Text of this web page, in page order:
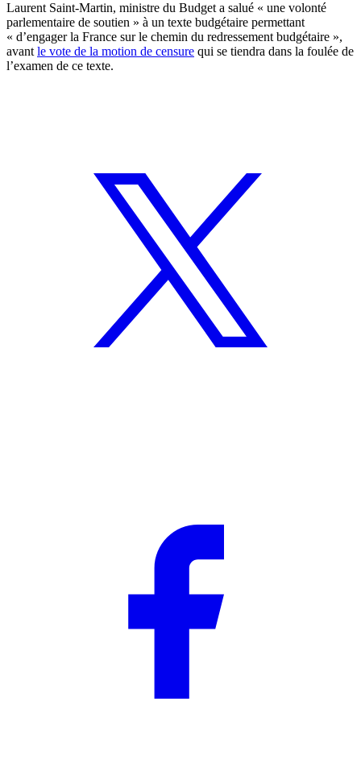
Laurent Saint-Martin, ministre du Budget a salué « une volonté
parlementaire de soutien » à un texte budgétaire permettant
« d’engager la France sur le chemin du redressement budgétaire »,
avant le vote de la motion de censure qui se tiendra dans la foulée de
l’examen de ce texte.